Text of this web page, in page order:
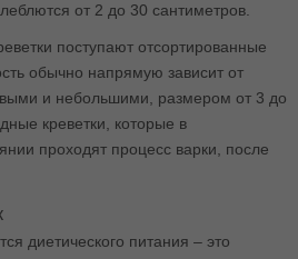
от 2 до 30 сантиметров.
поступают отсортированные
обычно напрямую зависит от
и небольшими, размером от 3 до
креветки, которые в
проходят процесс варки, после
диетического питания – это